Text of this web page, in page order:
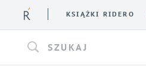
KSIĄŻKI RIDERO
SZUKAJ